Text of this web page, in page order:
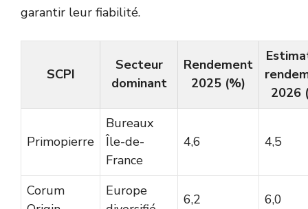
garantir leur fiabilité.
SCPI
Secteur
dominant
Rendement
2025 (%)
2026
Primopierre
Bureaux
Île-de-
France
4,6 4,5
Corum
Europe
6,2 6,0